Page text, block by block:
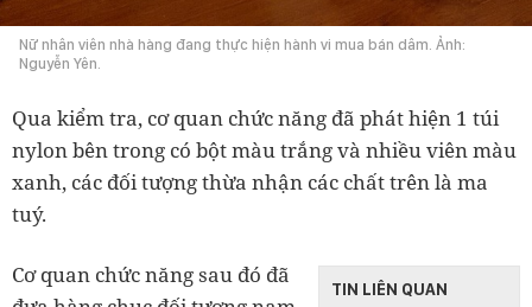
Nữ nhân viên nhà hàng đang thực hiện hành vi mua bán dâm. Ảnh:
Nguyễn Yên.
Qua kiểm tra, cơ quan chức năng đã phát hiện 1 túi
nylon bên trong có bột màu trắng và nhiều viên màu
xanh, các đối tượng thừa nhận các chất trên là ma
tuý.
TIN LIÊN QUAN
Cơ quan chức năng sau đó đã